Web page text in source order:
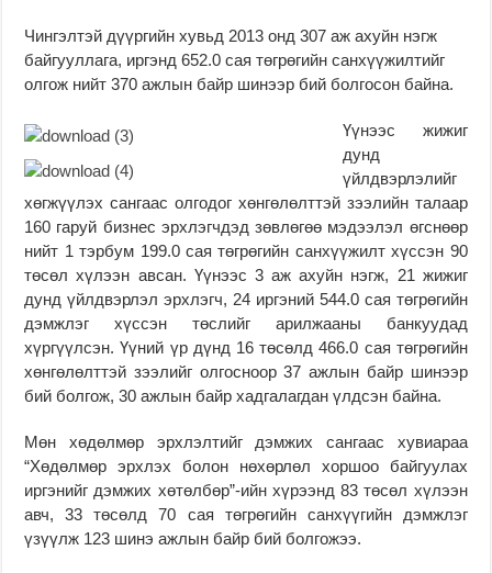
Чингэлтэй дүүргийн хувьд 2013 онд 307 аж ахуйн нэгж
байгууллага, иргэнд 652.0 сая төгрөгийн санхүүжилтийг
олгож нийт 370 ажлын байр шинээр бий болгосон байна.
Үүнээс жижиг
дунд
үйлдвэрлэлийг
хөгжүүлэх сангаас олгодог хөнгөлөлттэй зээлийн талаар
160 гаруй бизнес эрхлэгчдэд зөвлөгөө мэдээлэл өгснөөр
нийт 1 тэрбум 199.0 сая төгрөгийн санхүүжилт хүссэн 90
төсөл хүлээн авсан. Үүнээс 3 аж ахуйн нэгж, 21 жижиг
дунд үйлдвэрлэл эрхлэгч, 24 иргэний 544.0 сая төгрөгийн
дэмжлэг хүссэн төслийг арилжааны банкуудад
хүргүүлсэн. Үүний үр дүнд 16 төсөлд 466.0 сая төгрөгийн
хөнгөлөлттэй зээлийг олгосноор 37 ажлын байр шинээр
бий болгож, 30 ажлын байр хадгалагдан үлдсэн байна.
Мөн хөдөлмөр эрхлэлтийг дэмжих сангаас хувиараа
“Хөдөлмөр эрхлэх болон нөхөрлөл хоршоо байгуулах
иргэнийг дэмжих хөтөлбөр”-ийн хүрээнд 83 төсөл хүлээн
авч, 33 төсөлд 70 сая төгрөгийн санхүүгийн дэмжлэг
үзүүлж 123 шинэ ажлын байр бий болгожээ.